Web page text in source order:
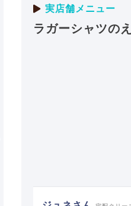
実店舗メニュー
ラガーシャツの